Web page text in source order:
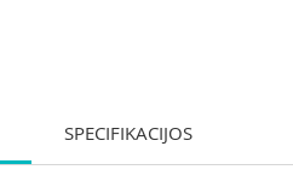
SPECIFIKACIJOS